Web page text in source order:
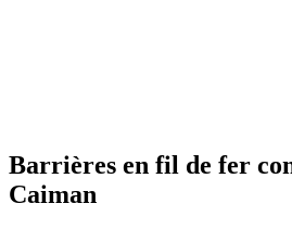
Barrières en fil de fer
Caiman